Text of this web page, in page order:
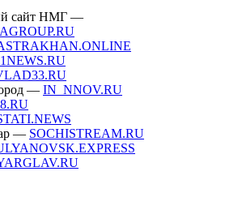
сайт НМГ —
— IN_NNOV.RU
— SOCHISTREAM.RU